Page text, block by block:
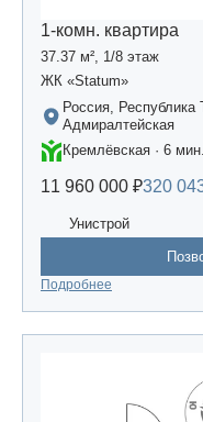
1-комн. квартира
37.37 м², 1/8 этаж
ЖК «Statum»
Россия, Республика
Адмиралтейская
Кремлёвская · 6
11 960 000 ₽320
Унистрой
Подробнее